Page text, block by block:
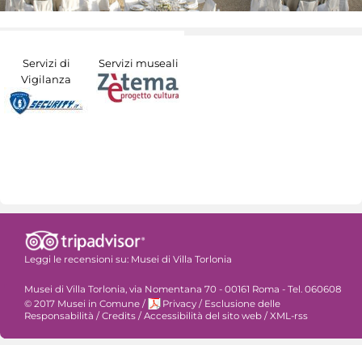
Servizi di
Vigilanza
Servizi museali
Leggi le recensioni su: Musei di Villa Torlonia
Musei di Villa Torlonia, via Nomentana 70 - 00161 Roma - Tel. 060608
© 2017 Musei in Comune / Privacy / Esclusione delle
Responsabilità / Credits / Accessibilità del sito web / XML-rss